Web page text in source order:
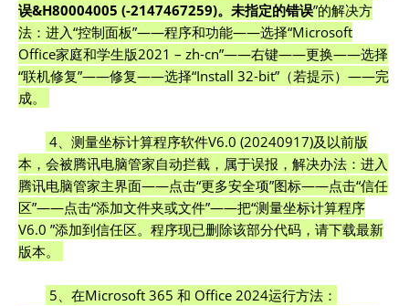
误&H80004005 (-2147467259)。未指定的错误”的解决方
法：进入“控制面板”——程序和功能——选择“Microsoft
Office家庭和学生版2021 – zh-cn”——右键——更换——选择
“联机修复”——修复——选择“Install 32-bit”（若提示）——完
成。
4、测量坐标计算程序软件V6.0 (20240917)及以前版
本，会被腾讯电脑管家自动拦截，属于误报，解决办法：进入
腾讯电脑管家主界面——点击“更多安全项”图标——点击“信任
区”——点击“添加文件夹或文件”——把“测量坐标计算程序
V6.0 ”添加到信任区。程序现已删除该部分代码，请下载最新
版本。
5、在Microsoft 365 和 Office 2024运行方法：